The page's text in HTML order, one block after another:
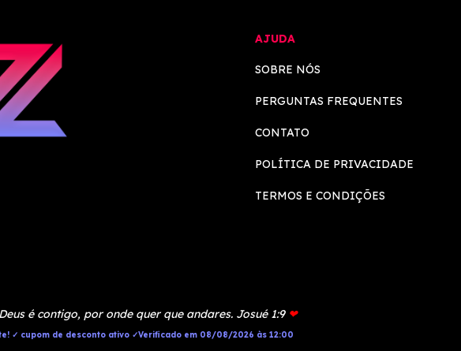
AJUDA
SOBRE NÓS
PERGUNTAS FREQUENTES
CONTATO
POLÍTICA DE PRIVACIDADE
TERMOS E CONDIÇÕES
é contigo, por onde quer que andares. Josué 1:9 ❤
✓ cupom de desconto ativo ✓Verificado em 08/08/2026 às 12:00